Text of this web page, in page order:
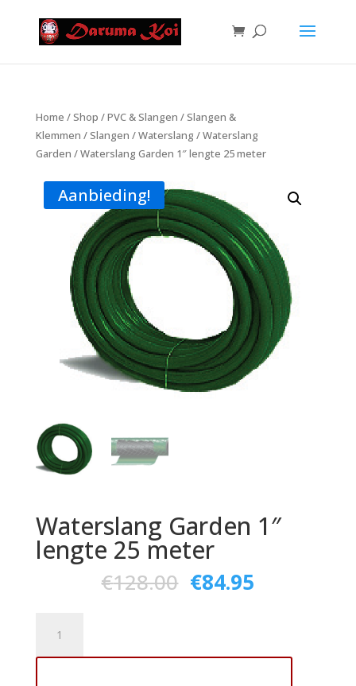
Home /Shop /PVC & Slangen /Slangen &
Klemmen /Slangen /Waterslang /Waterslang
Garden / Waterslang Garden 1″ lengte 25 meter
Aanbieding!
Waterslang Garden 1″
lengte 25 meter
€128.00 €84.95
Garden
1"